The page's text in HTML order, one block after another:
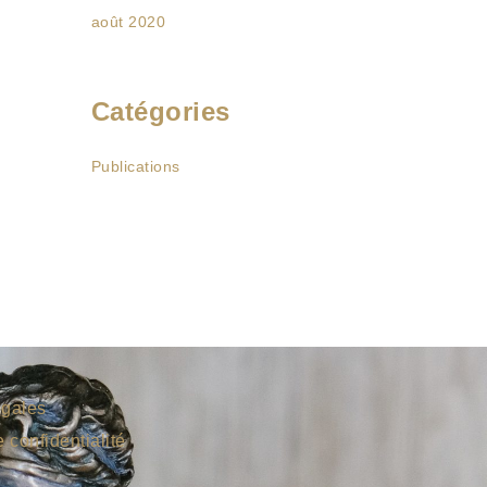
août 2020
Catégories
Publications
confidentialité